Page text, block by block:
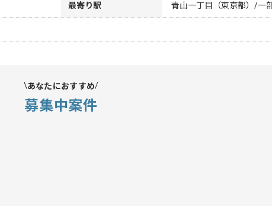
最寄り駅 青山一丁目（東京都）/一
あなたにおすすめ
募集中案件